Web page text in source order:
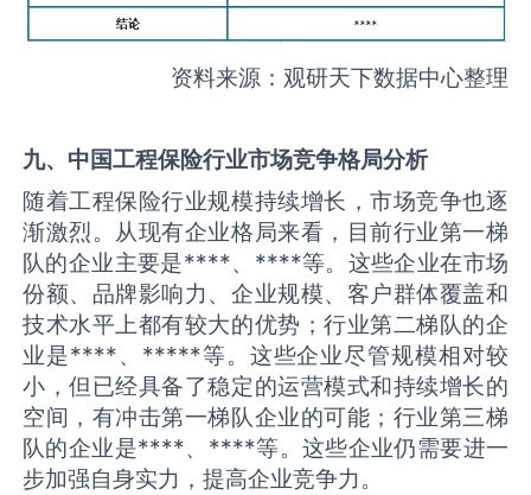
资料来源：观研天下数据中心整理
九、中国工程保险行业市场竞争格局分析
随着工程保险行业规模持续增长，市场竞争也逐
渐激烈。从现有企业格局来看，目前行业第一梯
队的企业主要是****、****等。这些企业在市场
份额、品牌影响力、企业规模、客户群体覆盖和
技术水平上都有较大的优势；行业第二梯队的企
业是****、*****等。这些企业尽管规模相对较
小，但已经具备了稳定的运营模式和持续增长的
空间，有冲击第一梯队企业的可能；行业第三梯
队的企业是****、****等。这些企业仍需要进一
步加强自身实力，提高企业竞争力。